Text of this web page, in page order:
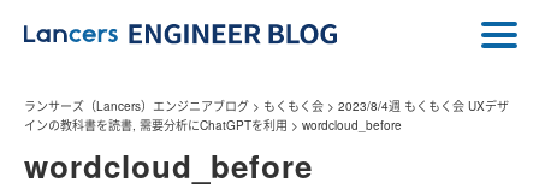
ランサーズ（Lancers）エンジニアブログ > もくもく会 > 2023/8/4週 もくもく会 UXデザ
インの教科書を読書, 需要分析にChatGPTを利用 > wordcloud_before
wordcloud_before